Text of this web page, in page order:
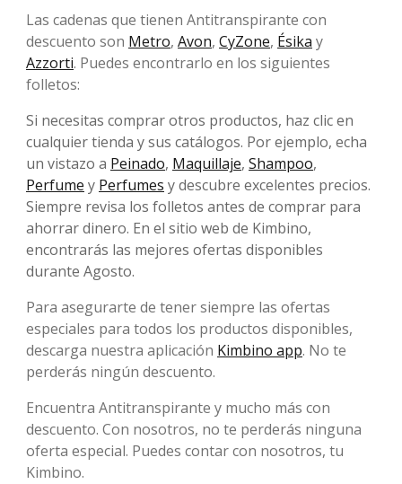
Las cadenas que tienen Antitranspirante con
descuento son Metro, Avon, CyZone, Ésika y
Azzorti. Puedes encontrarlo en los siguientes
folletos:
Si necesitas comprar otros productos, haz clic en
cualquier tienda y sus catálogos. Por ejemplo, echa
un vistazo a Peinado, Maquillaje, Shampoo,
Perfume y Perfumes y descubre excelentes precios.
Siempre revisa los folletos antes de comprar para
ahorrar dinero. En el sitio web de Kimbino,
encontrarás las mejores ofertas disponibles
durante Agosto.
Para asegurarte de tener siempre las ofertas
especiales para todos los productos disponibles,
descarga nuestra aplicación Kimbino app. No te
perderás ningún descuento.
Encuentra Antitranspirante y mucho más con
descuento. Con nosotros, no te perderás ninguna
oferta especial. Puedes contar con nosotros, tu
Kimbino.